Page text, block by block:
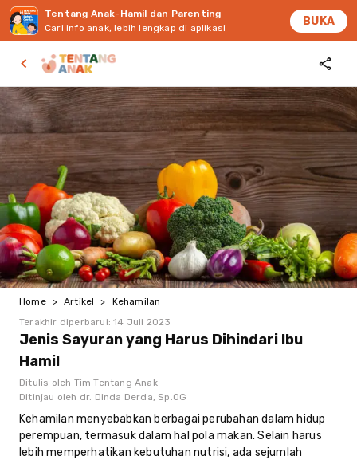
Tentang Anak-Hamil dan Parenting
Cari info anak, lebih lengkap di aplikasi
BUKA
Home > Artikel >
Kehamilan
Terakhir diperbarui:14 Juli 2023
Jenis Sayuran yang Harus Dihindari Ibu
Hamil
Ditulis oleh Tim Tentang Anak
Ditinjau oleh dr. Dinda Derda, Sp.OG
Kehamilan menyebabkan berbagai perubahan dalam hidup
perempuan, termasuk dalam hal pola makan. Selain harus
lebih memperhatikan kebutuhan nutrisi, ada sejumlah